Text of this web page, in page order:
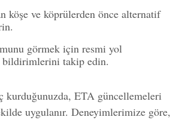
köşe ve köprülerden önce alternatif
görmek için resmi yol
bildirimlerini takip edin.
kurduğunuzda, ETA güncellemeleri
uygulanır. Deneyimlerimize göre,